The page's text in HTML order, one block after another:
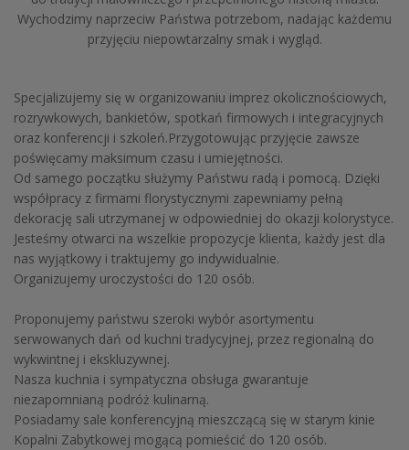
Wychodzimy naprzeciw Państwa potrzebom, nadając każdemu
przyjęciu niepowtarzalny smak i wygląd.
Specjalizujemy się w organizowaniu imprez okolicznościowych,
rozrywkowych, bankietów, spotkań firmowych i integracyjnych
oraz konferencji i szkoleń.Przygotowując przyjęcie zawsze
poświęcamy maksimum czasu i umiejętności.
Od samego początku służymy Państwu radą i pomocą. Dzięki
współpracy z firmami florystycznymi zapewniamy pełną
dekorację sali utrzymanej w odpowiedniej do okazji kolorystyce.
Jesteśmy otwarci na wszelkie propozycje klienta, każdy jest dla
nas wyjątkowy i traktujemy go indywidualnie.
Organizujemy uroczystości do 120 osób.
Proponujemy państwu szeroki wybór asortymentu
serwowanych dań od kuchni tradycyjnej, przez regionalną do
wykwintnej i ekskluzywnej.
Nasza kuchnia i sympatyczna obsługa gwarantuje
niezapomnianą podróż kulinarną.
Posiadamy sale konferencyjną mieszczącą się w starym kinie
Kopalni Zabytkowej mogącą pomieścić do 120 osób.